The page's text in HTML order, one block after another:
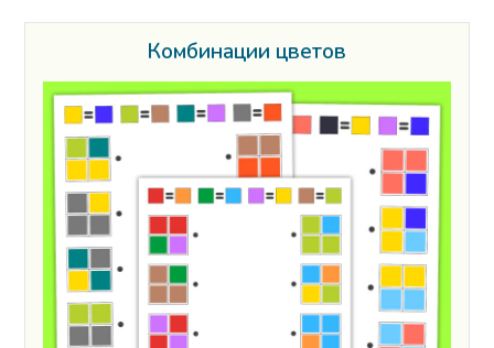
Комбинации цветов